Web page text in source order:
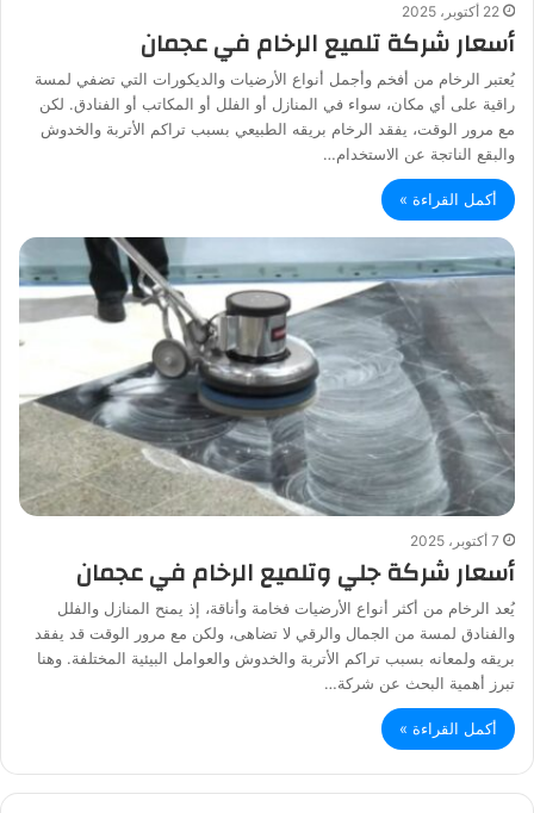
22 أكتوبر، 2025
أسعار شركة تلميع الرخام في عجمان
يُعتبر الرخام من أفخم وأجمل أنواع الأرضيات والديكورات التي تضفي لمسة
راقية على أي مكان، سواء في المنازل أو الفلل أو المكاتب أو الفنادق. لكن
مع مرور الوقت، يفقد الرخام بريقه الطبيعي بسبب تراكم الأتربة والخدوش
والبقع الناتجة عن الاستخدام…
أكمل القراءة »
7 أكتوبر، 2025
أسعار شركة جلي وتلميع الرخام في عجمان
يُعد الرخام من أكثر أنواع الأرضيات فخامة وأناقة، إذ يمنح المنازل والفلل
والفنادق لمسة من الجمال والرقي لا تضاهى، ولكن مع مرور الوقت قد يفقد
بريقه ولمعانه بسبب تراكم الأتربة والخدوش والعوامل البيئية المختلفة. وهنا
تبرز أهمية البحث عن شركة…
أكمل القراءة »